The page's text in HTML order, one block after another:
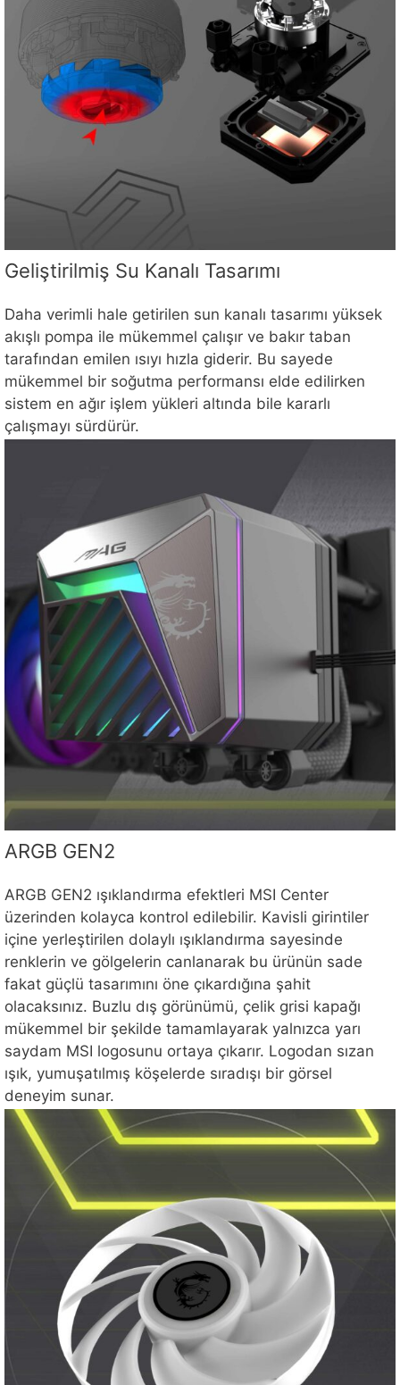
Geliştirilmiş Su Kanalı Tasarımı
Daha verimli hale getirilen sun kanalı tasarımı yüksek
akışlı pompa ile mükemmel çalışır ve bakır taban
tarafından emilen ısıyı hızla giderir. Bu sayede
mükemmel bir soğutma performansı elde edilirken
sistem en ağır işlem yükleri altında bile kararlı
çalışmayı sürdürür.
ARGB GEN2
ARGB GEN2 ışıklandırma efektleri MSI Center
üzerinden kolayca kontrol edilebilir. Kavisli girintiler
içine yerleştirilen dolaylı ışıklandırma sayesinde
renklerin ve gölgelerin canlanarak bu ürünün sade
fakat güçlü tasarımını öne çıkardığına şahit
olacaksınız. Buzlu dış görünümü, çelik grisi kapağı
mükemmel bir şekilde tamamlayarak yalnızca yarı
saydam MSI logosunu ortaya çıkarır. Logodan sızan
ışık, yumuşatılmış köşelerde sıradışı bir görsel
deneyim sunar.